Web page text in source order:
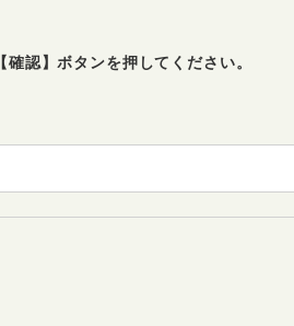
【確認】ボタンを押してください。